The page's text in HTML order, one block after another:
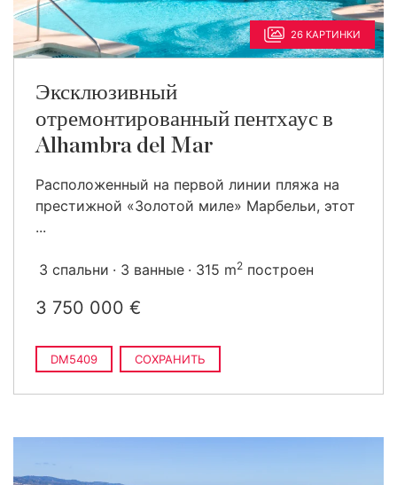
26 КАРТИНКИ
Эксклюзивный
отремонтированный пентхаус в
Alhambra del Mar
Расположенный на первой линии пляжа на
престижной «Золотой миле» Марбельи, этот
...
3 спальни 3 ванные 315 m2 построен
3 750 000 €
DM5409 СОХРАНИТЬ